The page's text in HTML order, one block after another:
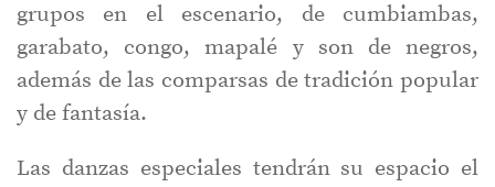
grupos en el escenario, de cumbiambas,
garabato, congo, mapalé y son de negros,
además de las comparsas de tradición popular
y de fantasía.
Las danzas especiales tendrán su espacio el